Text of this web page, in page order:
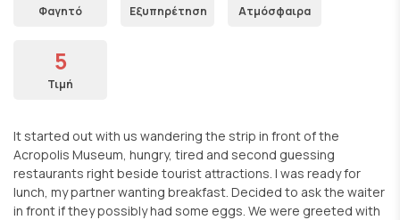
Φαγητό Εξυπηρέτηση Ατμόσφαιρα
5
Τιμή
It started out with us wandering the strip in front of the
Acropolis Museum, hungry, tired and second guessing
restaurants right beside tourist attractions. I was ready for
lunch, my partner wanting breakfast. Decided to ask the waiter
in front if they possibly had some eggs. We were greeted with